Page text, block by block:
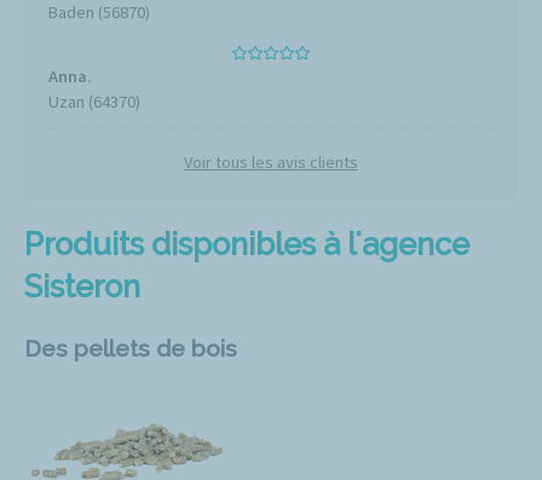
Produits disponibles à l'agence
Sisteron
Des pellets de bois
Baden (56870)
Anna.
Uzan (64370)
Voir tous les avis clients